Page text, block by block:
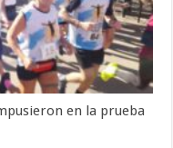
en la prueba